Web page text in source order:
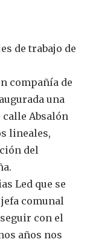
de trabajo de
compañía de
una
calle Absalón
lineales,
del
Led que se
comunal
con el
años nos